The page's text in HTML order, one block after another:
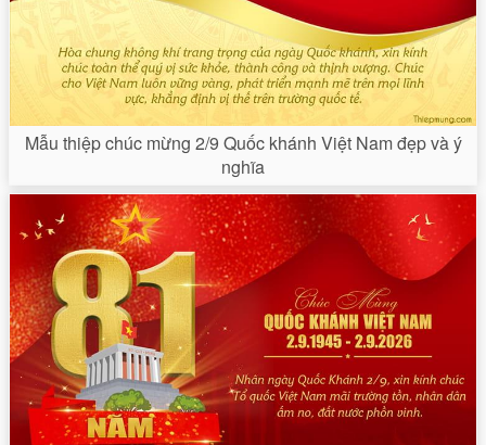
Mẫu thiệp chúc mừng 2/9 Quốc khánh Việt Nam đẹp và ý
nghĩa